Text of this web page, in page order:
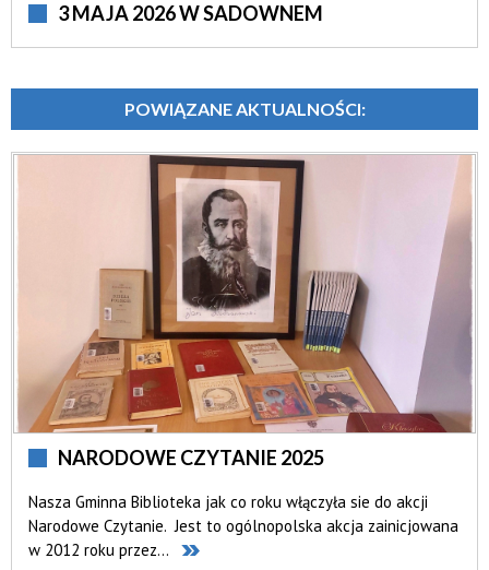
3 MAJA 2026 W SADOWNEM
POWIĄZANE AKTUALNOŚCI:
NARODOWE CZYTANIE 2025
Nasza Gminna Biblioteka jak co roku włączyła sie do akcji
Narodowe Czytanie. Jest to ogólnopolska akcja zainicjowana
w 2012 roku przez...